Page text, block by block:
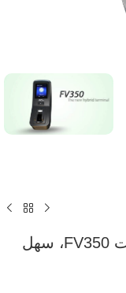
بصمة ZKTeco، زد كي، قارئ بصمات FV350، سهل